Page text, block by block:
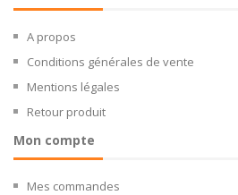
A propos
Conditions générales de vente
Mentions légales
Retour produit
Mon compte
Mes commandes